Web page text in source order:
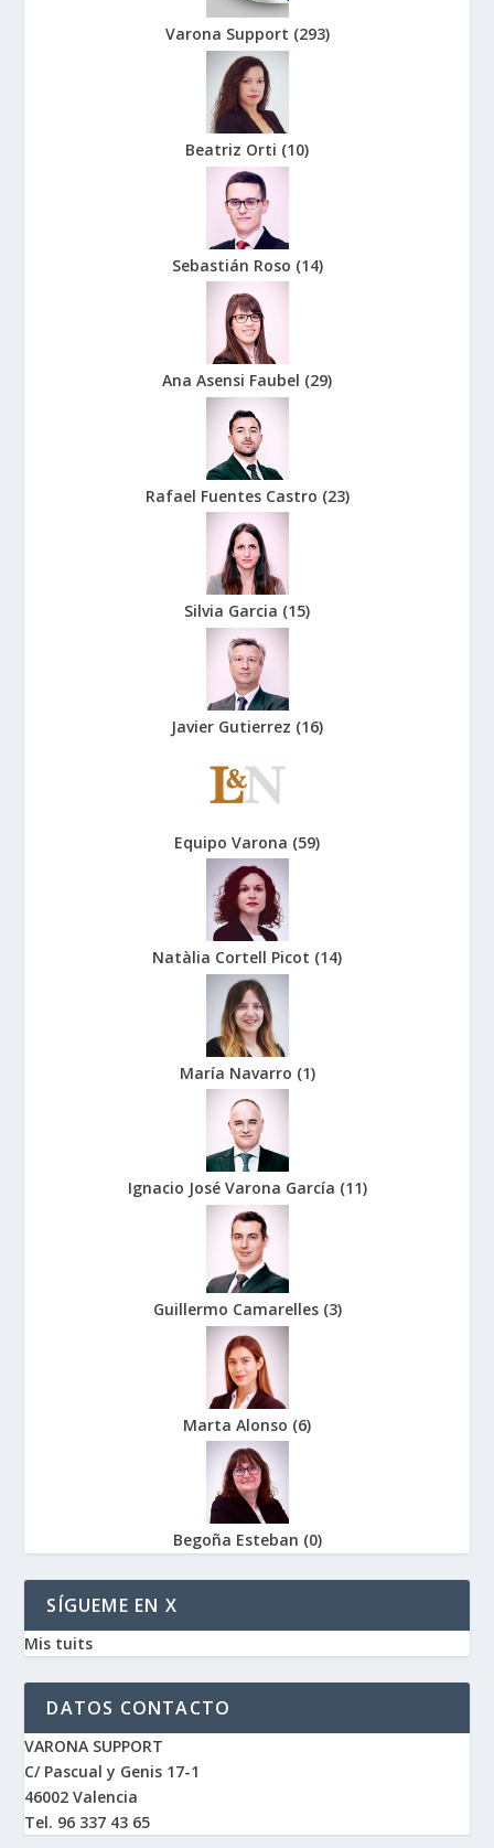
Varona Support (293)
Beatriz Orti (10)
Sebastián Roso (14)
Ana Asensi Faubel (29)
Rafael Fuentes Castro (23)
Silvia Garcia (15)
Javier Gutierrez (16)
Equipo Varona (59)
Natàlia Cortell Picot (14)
María Navarro (1)
Ignacio José Varona García (11)
Guillermo Camarelles (3)
Marta Alonso (6)
Begoña Esteban (0)
SÍGUEME EN X
Mis tuits
DATOS CONTACTO
VARONA SUPPORT
C/ Pascual y Genis 17-1
46002 Valencia
Tel. 96 337 43 65